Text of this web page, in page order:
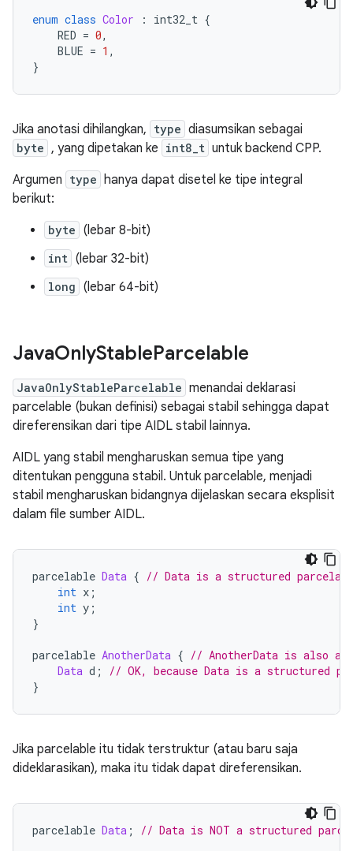
enum class Color : int32_t {
RED = 0,
BLUE = 1 ,
}
Jika anotasi dihilangkan, type diasumsikan sebagai
byte , yang dipetakan ke int8_t untuk backend CPP.
Argumen type hanya dapat disetel ke tipe integral
berikut:
byte (lebar 8-bit)
int (lebar 32-bit)
long (lebar 64-bit)
JavaOnlyStableParcelable
JavaOnlyStableParcelable menandai deklarasi
parcelable (bukan definisi) sebagai stabil sehingga dapat
direferensikan dari tipe AIDL stabil lainnya.
AIDL yang stabil mengharuskan semua tipe yang
ditentukan pengguna stabil. Untuk parcelable, menjadi
stabil mengharuskan bidangnya dijelaskan secara eksplisit
dalam file sumber AIDL.
parcelable Data { // Data is a structured
int x ;
int y ;
}
parcelable AnotherData { // AnotherData is also a
Data d ;
// OK, because Data is a structured
}
Jika parcelable itu tidak terstruktur (atau baru saja
dideklarasikan), maka itu tidak dapat direferensikan.
parcelable Data ; // Data is NOT a structured